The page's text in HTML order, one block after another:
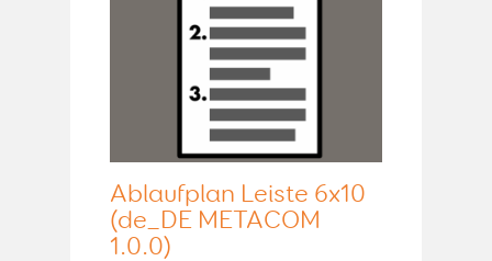
Ablaufplan Leiste 6x10
(de_DE METACOM
1.0.0)